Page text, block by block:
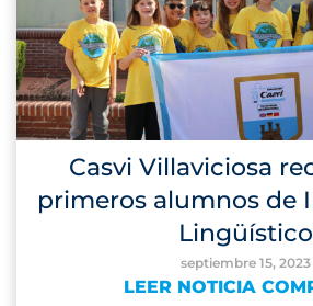
Casvi Villaviciosa
primeros alumnos de
Lingüístico
septiembre 15, 2023
LEER NOTICIA